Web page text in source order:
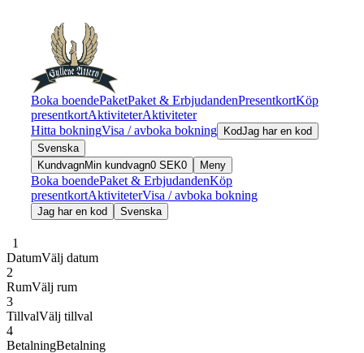
Boka boendePaketPaket & ErbjudandenPresentkortKöp
presentkortAktiviteterAktiviteter
Hitta bokningVisa / avboka bokning KodJag har en kod
Svenska
KundvagnMin kundvagn0 SEK0 Meny
Boka boendePaket & ErbjudandenKöp
presentkortAktiviteterVisa / avboka bokning
Jag har en kod Svenska
1
DatumVälj datum
2
RumVälj rum
3
TillvalVälj tillval
4
BetalningBetalning